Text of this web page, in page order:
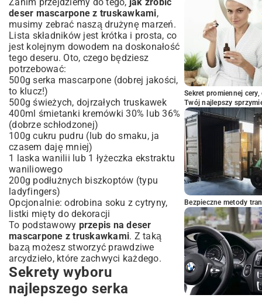
elegancji
Podsumowanie: Delektuj się smakiem
lata przez cały rok
deser mascarpone z truskawkami,
musimy zebrać naszą drużynę marzeń.
Lista składników jest krótka i prosta, co
jest kolejnym dowodem na doskonałość
tego deseru. Oto, czego będziesz
potrzebować:
500g serka mascarpone (dobrej jakości,
to klucz!)
500g świeżych, dojrzałych truskawek
400ml śmietanki kremówki 30% lub 36%
(dobrze schłodzonej)
100g cukru pudru (lub do smaku, ja
czasem daję mniej)
1 laska wanilii lub 1 łyżeczka ekstraktu
waniliowego
200g podłużnych biszkoptów (typu
ladyfingers)
Opcjonalnie: odrobina soku z cytryny,
listki mięty do dekoracji
To podstawowy przepis na deser
mascarpone z truskawkami. Z taką
bazą możesz stworzyć prawdziwe
arcydzieło, które zachwyci każdego.
Sekrety wyboru
najlepszego serka
Sekret promiennej
Twój najlepszy
Bezpieczne metody